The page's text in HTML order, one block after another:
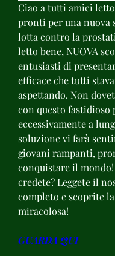
Ciao a tutti amici
pronti per una nuova
lotta contro la
letto bene, NUOVA
entusiasti di
efficace che tutti
aspettando. Non
con questo fastidioso
eccessivamente a
soluzione vi farà
giovani rampanti,
conquistare il
credete? Leggete il
completo e scoprite
miracolosa!
GUARDA QUI